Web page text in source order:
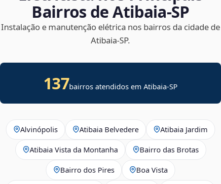
Bairros de Atibaia‑SP
Instalação e manutenção elétrica nos bairros da cidade de
Atibaia‑SP.
137bairros atendidos em Atibaia-SP
Alvinópolis Atibaia Belvedere Atibaia Jardim
Atibaia Vista da Montanha Bairro das Brotas
Bairro dos Pires Boa Vista